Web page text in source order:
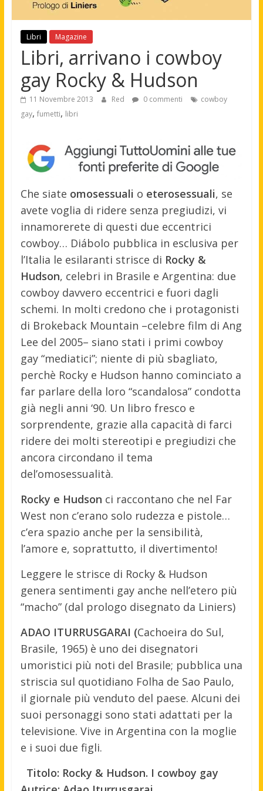
Libri Magazine
Libri, arrivano i cowboy
gay Rocky & Hudson
11 Novembre 2013 Red 0 commenti
cowboy
gay, fumetti, libri
Che siate omosessuali o eterosessuali, se
avete voglia di ridere senza pregiudizi, vi
innamorerete di questi due eccentrici
cowboy… Diábolo pubblica in esclusiva per
l’Italia le esilaranti strisce di Rocky &
Hudson, celebri in Brasile e Argentina: due
cowboy davvero eccentrici e fuori dagli
schemi. In molti credono che i protagonisti
di Brokeback Mountain –celebre film di Ang
Lee del 2005– siano stati i primi cowboy
gay “mediatici”; niente di più sbagliato,
perchè Rocky e Hudson hanno cominciato a
far parlare della loro “scandalosa” condotta
già negli anni ‘90. Un libro fresco e
sorprendente, grazie alla capacità di farci
ridere dei molti stereotipi e pregiudizi che
ancora circondano il tema
del’omosessualità.
Rocky e Hudson ci raccontano che nel Far
West non c’erano solo rudezza e pistole…
c’era spazio anche per la sensibilità,
l’amore e, soprattutto, il divertimento!
Leggere le strisce di Rocky & Hudson
genera sentimenti gay anche nell’etero più
“macho” (dal prologo disegnato da Liniers)
ADAO ITURRUSGARAI (Cachoeira do Sul,
Brasile, 1965) è uno dei disegnatori
umoristici più noti del Brasile; pubblica una
striscia sul quotidiano Folha de Sao Paulo,
il giornale più venduto del paese. Alcuni dei
suoi personaggi sono stati adattati per la
televisione. Vive in Argentina con la moglie
e i suoi due figli.
Titolo: Rocky & Hudson. I cowboy gay